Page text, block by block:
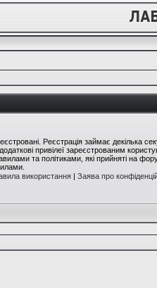
Реєстрація займає декілька
привілеї зареєстрованим
та політиками, які прийняті на
використання| Заява про